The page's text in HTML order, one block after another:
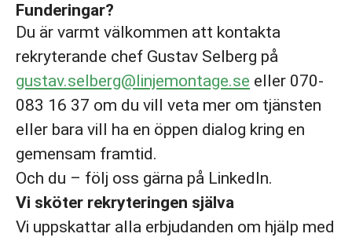
Funderingar?
Du är varmt välkommen att kontakta
rekryterande chef Gustav Selberg på
gustav.selberg@linjemontage.se eller 070-
083 16 37 om du vill veta mer om tjänsten
eller bara vill ha en öppen dialog kring en
gemensam framtid.
Och du – följ oss gärna på LinkedIn.
Vi sköter rekryteringen själva
Vi uppskattar alla erbjudanden om hjälp med